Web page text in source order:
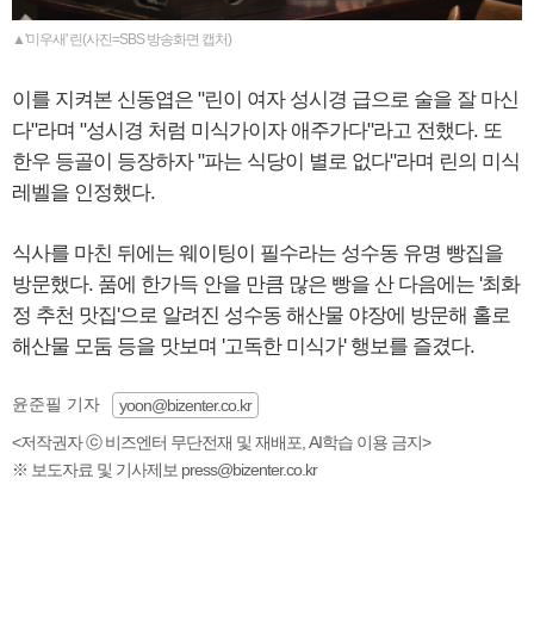
▲'미우새' 린(사진=SBS 방송화면 캡처)
이를 지켜본 신동엽은 "린이 여자 성시경 급으로 술을 잘 마신
다"라며 "성시경 처럼 미식가이자 애주가다"라고 전했다. 또
한우 등골이 등장하자 "파는 식당이 별로 없다"라며 린의 미식
레벨을 인정했다.
식사를 마친 뒤에는 웨이팅이 필수라는 성수동 유명 빵집을
방문했다. 품에 한가득 안을 만큼 많은 빵을 산 다음에는 '최화
정 추천 맛집'으로 알려진 성수동 해산물 야장에 방문해 홀로
해산물 모둠 등을 맛보며 '고독한 미식가' 행보를 즐겼다.
윤준필 기자
yoon@bizenter.co.kr
<저작권자 ⓒ 비즈엔터 무단전재 및 재배포, AI학습 이용 금지>
※ 보도자료 및 기사제보 press@bizenter.co.kr